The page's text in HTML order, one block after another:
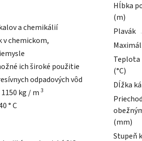
a chemikálií
v chemickom,
ich široké použitie
odpadových vôd
kg / m 3
° C
Hĺbka
(m)
Plavák
Teplota
(°C)
Dĺžka
(mm)
Stupeň